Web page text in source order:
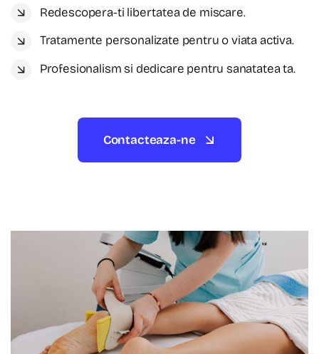
Redescopera-ti libertatea de miscare.
Tratamente personalizate pentru o viata activa.
Profesionalism si dedicare pentru sanatatea ta.
Contacteaza-ne